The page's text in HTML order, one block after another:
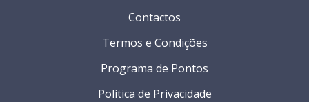
Contactos
Termos e Condições
Programa de Pontos
Política de Privacidade